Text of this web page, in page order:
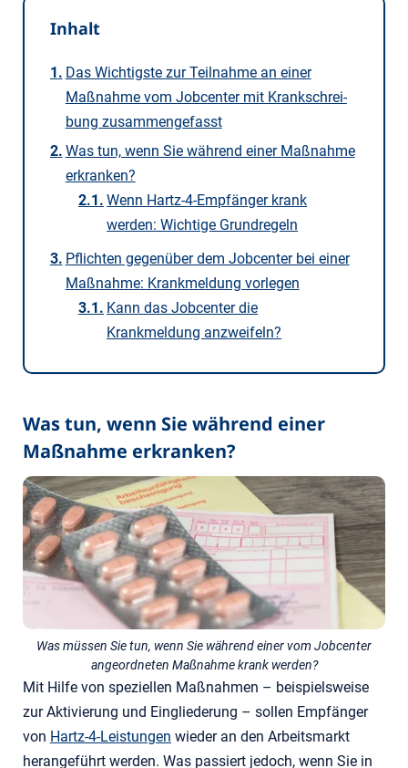
Inhalt
Das Wichtigste zur Teilnahme an einer
Maßnahme vom Jobcenter mit Krankschrei­
bung zusammengefasst
Was tun, wenn Sie während einer Maßnahme
erkranken?
Wenn Hartz-4-Empfänger krank
werden: Wichtige Grundregeln
Pflichten gegenüber dem Jobcenter bei einer
Maßnahme: Krankmeldung vorlegen
Kann das Jobcenter die
Krankmeldung anzweifeln?
Was tun, wenn Sie während einer
Maßnahme erkranken?
Was müssen Sie tun, wenn Sie während einer vom Jobcenter
angeordneten Maßnahme krank werden?
Mit Hilfe von speziellen Maßnahmen – beispielsweise
zur Aktivierung und Eingliederung – sollen Empfänger
von Hartz-4-Leistungen wieder an den Arbeitsmarkt
herangeführt werden. Was passiert jedoch, wenn Sie in